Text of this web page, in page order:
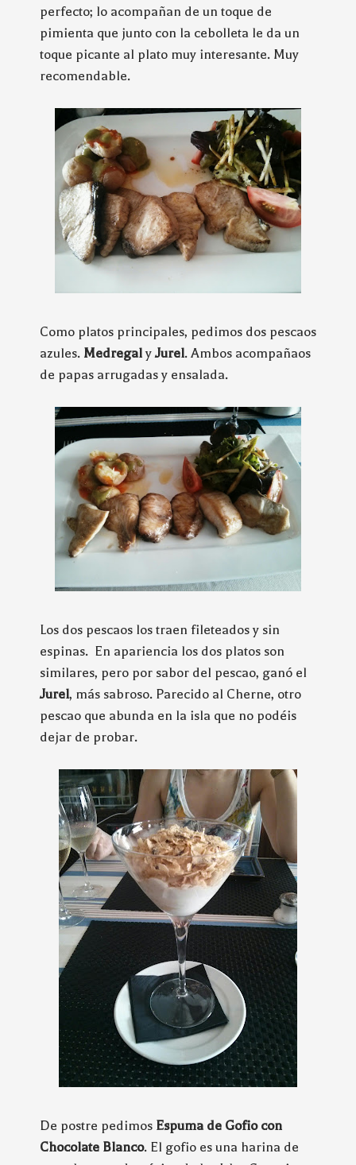
perfecto; lo acompañan de un toque de
pimienta que junto con la cebolleta le da un
toque picante al plato muy interesante. Muy
recomendable.
Como platos principales, pedimos dos pescaos
azules. Medregal y Jurel. Ambos acompañaos
de papas arrugadas y ensalada.
Los dos pescaos los traen fileteados y sin
espinas. En apariencia los dos platos son
similares, pero por sabor del pescao, ganó el
Jurel, más sabroso. Parecido al Cherne, otro
pescao que abunda en la isla que no podéis
dejar de probar.
De postre pedimos Espuma de Gofio con
Chocolate Blanco. El gofio es una harina de